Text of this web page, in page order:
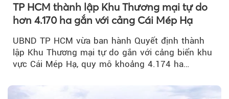
TP HCM thành lập Khu Thương mại tự do
hơn 4.170 ha gắn với cảng Cái Mép Hạ
UBND TP HCM vừa ban hành Quyết định thành
lập Khu Thương mại tự do gắn với cảng biển khu
vực Cái Mép Hạ, quy mô khoảng 4.174 ha…